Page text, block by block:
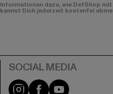
Informationen dazu, wie DefShop
kannst Dich jederzeit kostenfei
Instagram
FacebookYouTube